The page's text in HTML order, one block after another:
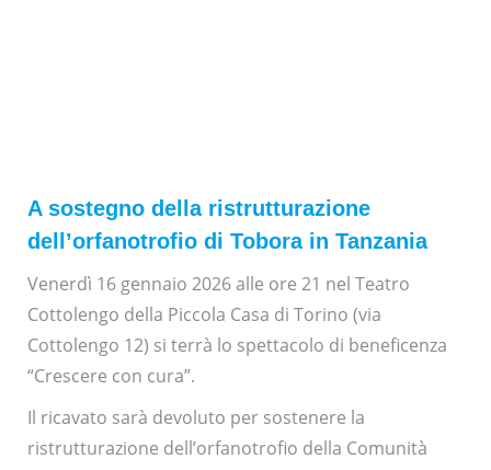
A sostegno della ristrutturazione
dell’orfanotrofio di Tobora in Tanzania
Venerdì 16 gennaio 2026 alle ore 21 nel Teatro
Cottolengo della Piccola Casa di Torino (via
Cottolengo 12) si terrà lo spettacolo di beneficenza
“Crescere con cura”.
Il ricavato sarà devoluto per sostenere la
ristrutturazione dell’orfanotrofio della Comunità